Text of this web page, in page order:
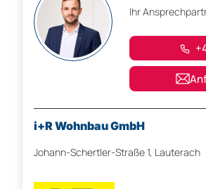
Ihr
i+R Wohnbau GmbH
Johann-Schertler-Straße 1, Lauterach